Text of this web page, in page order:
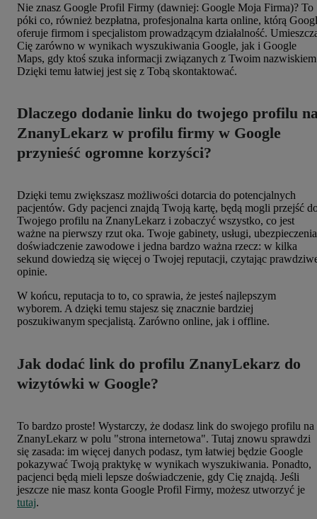
Nie znasz Google Profil Firmy (dawniej: Google Moja Firma)? To
póki co, również bezpłatna, profesjonalna karta online, którą
oferuje firmom i specjalistom prowadzącym działalność.
Cię zarówno w wynikach wyszukiwania Google, jak i Google
Maps, gdy ktoś szuka informacji związanych z Twoim
Dzięki temu łatwiej jest się z Tobą skontaktować.
Dlaczego dodanie linku do twojego profilu
ZnanyLekarz w profilu firmy w Google
przynieść ogromne korzyści?
Dzięki temu zwiększasz możliwości dotarcia do potencjalnych
pacjentów. Gdy pacjenci znajdą Twoją kartę, będą mogli przejść
Twojego profilu na ZnanyLekarz i zobaczyć wszystko, co jest
ważne na pierwszy rzut oka. Twoje gabinety, usługi,
doświadczenie zawodowe i jedna bardzo ważna rzecz: w kilka
sekund dowiedzą się więcej o Twojej reputacji, czytając
opinie.
W końcu, reputacja to to, co sprawia, że jesteś najlepszym
wyborem. A dzięki temu stajesz się znacznie bardziej
poszukiwanym specjalistą. Zarówno online, jak i offline.
Jak dodać link do profilu ZnanyLekarz do
wizytówki w Google?
To bardzo proste! Wystarczy, że dodasz link do swojego profilu na
ZnanyLekarz w polu "strona internetowa". Tutaj znowu sprawdzi
się zasada: im więcej danych podasz, tym łatwiej będzie Google
pokazywać Twoją praktykę w wynikach wyszukiwania. Ponadto,
pacjenci będą mieli lepsze doświadczenie, gdy Cię znajdą. Jeśli
jeszcze nie masz konta Google Profil Firmy, możesz utworzyć je
tutaj.